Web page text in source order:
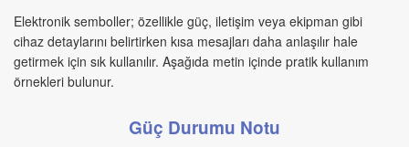
Elektronik semboller; özellikle güç, iletişim veya ekipman gibi
cihaz detaylarını belirtirken kısa mesajları daha anlaşılır hale
getirmek için sık kullanılır. Aşağıda metin içinde pratik kullanım
örnekleri bulunur.
Güç Durumu Notu